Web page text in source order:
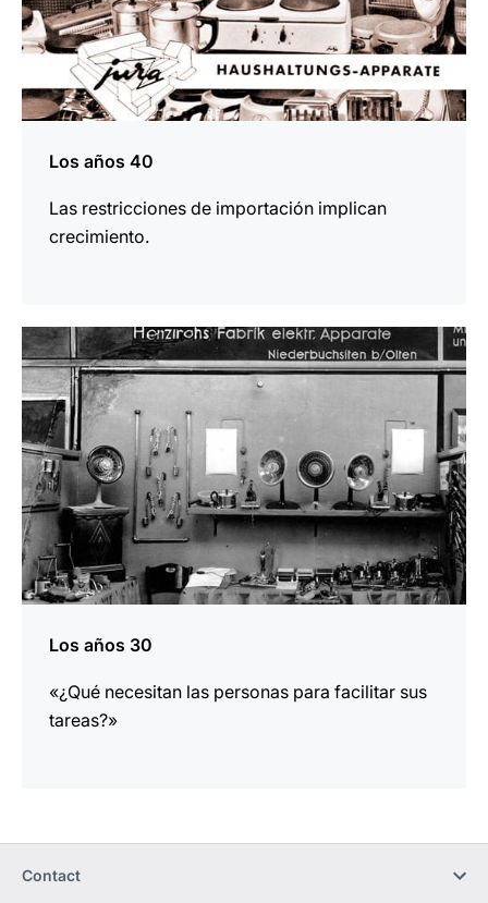
Los años 40
Las restricciones de importación implican
crecimiento.
Los años 30
«¿Qué necesitan las personas para facilitar sus
tareas?»
más
información
Contact